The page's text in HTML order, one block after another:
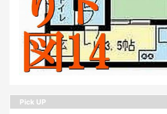
Pick UP